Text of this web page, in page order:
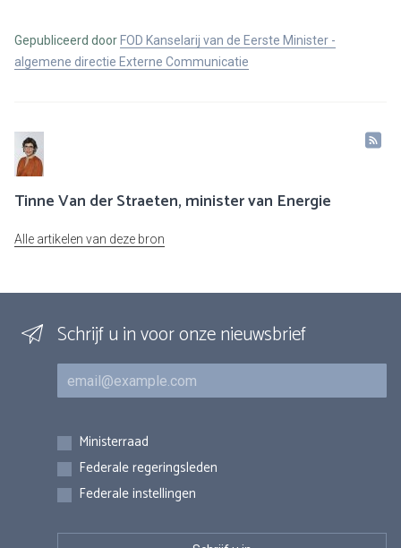
Gepubliceerd door FOD Kanselarij van de Eerste Minister -
algemene directie Externe Communicatie
Tinne Van der Straeten, minister van Energie
Alle artikelen van deze bron
Schrijf u in voor onze nieuwsbrief
E-mail
Inschrijvingen
Ministerraad
Federale regeringsleden
Federale instellingen